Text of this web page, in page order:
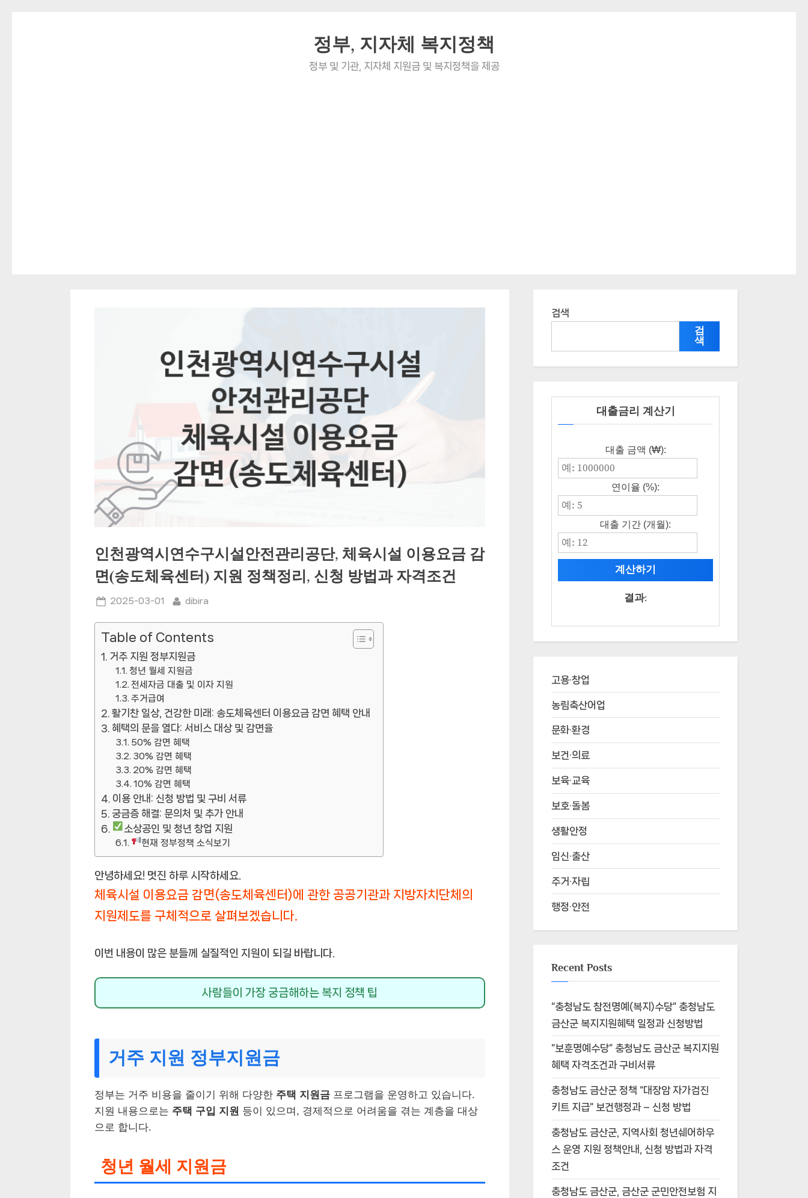
정부, 지자체 복지정책
정부 및 기관, 지자체 지원금 및 복지정책을 제공
인천광역시연수구시설안전관리공단, 체육시설 이용요금 감
면(송도체육센터) 지원 정책정리, 신청 방법과 자격조건
Posted
2025-03-01 By
dibira
Table of Contents
거주 지원 정부지원금
청년 월세 지원금
전세자금 대출 및 이자 지원
주거급여
활기찬 일상, 건강한 미래: 송도체육센터 이용요금 감면 혜택 안내
혜택의 문을 열다: 서비스 대상 및 감면율
50% 감면 혜택
30% 감면 혜택
20% 감면 혜택
10% 감면 혜택
이용 안내: 신청 방법 및 구비 서류
궁금증 해결: 문의처 및 추가 안내
소상공인 및 청년 창업 지원
현재 정부정책 소식보기
안녕하세요! 멋진 하루 시작하세요.
체육시설 이용요금 감면(송도체육센터)에 관한 공공기관과 지방자치단체의
지원제도를 구체적으로 살펴보겠습니다.
이번 내용이 많은 분들께 실질적인 지원이 되길 바랍니다.
사람들이 가장 궁금해하는 복지 정책 팁
거주 지원 정부지원금
정부는 거주 비용을 줄이기 위해 다양한 주택 지원금 프로그램을 운영하고 있습니다.
지원 내용으로는 주택 구입 지원 등이 있으며, 경제적으로 어려움을 겪는 계층을 대상
으로 합니다.
청년 월세 지원금
검색
검
색
대출금리 계산기
대출 금액 (₩):
연이율 (%):
대출 기간 (개월):
계산하기
결과:
고용·창업
농림축산어업
문화·환경
보건·의료
보육·교육
보호·돌봄
생활안정
임신·출산
주거·자립
행정·안전
Recent Posts
“충청남도 참전명예(복지)수당” 충청남도
금산군 복지지원혜택 일정과 신청방법
“보훈명예수당” 충청남도 금산군 복지지원
혜택 자격조건과 구비서류
충청남도 금산군 정책 “대장암 자가검진
키트 지급” 보건행정과 – 신청 방법
충청남도 금산군, 지역사회 청년쉐어하우
스 운영 지원 정책안내, 신청 방법과 자격
조건
충청남도 금산군, 금산군 군민안전보험 지